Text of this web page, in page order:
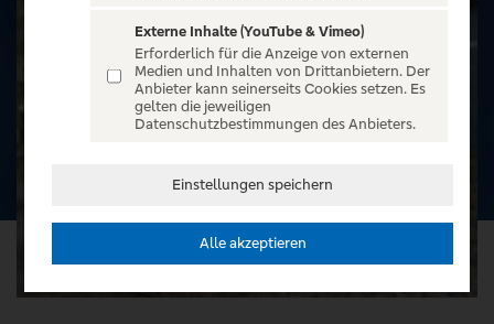
Externe Inhalte (YouTube & Vimeo)
Erforderlich für die Anzeige von externen
Medien und Inhalten von Drittanbietern. Der
Anbieter kann seinerseits Cookies setzen. Es
gelten die jeweiligen
Datenschutzbestimmungen des Anbieters.
Einstellungen speichern
Alle akzeptieren